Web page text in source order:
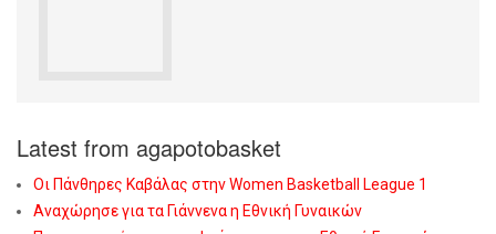
Latest from agapotobasket
Οι Πάνθηρες Καβάλας στην Women Basketball League 1
Αναχώρησε για τα Γιάννενα η Εθνική Γυναικών